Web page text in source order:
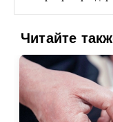
Читайте